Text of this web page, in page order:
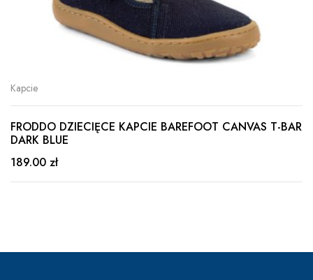
Kapcie
FRODDO DZIECIĘCE KAPCIE BAREFOOT CANVAS T-BAR
DARK BLUE
189.00 zł